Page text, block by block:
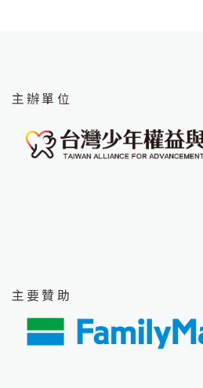
主辦單位
主要贊助